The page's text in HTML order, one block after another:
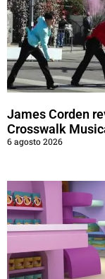
James Corden
Crosswalk
6 agosto 2026